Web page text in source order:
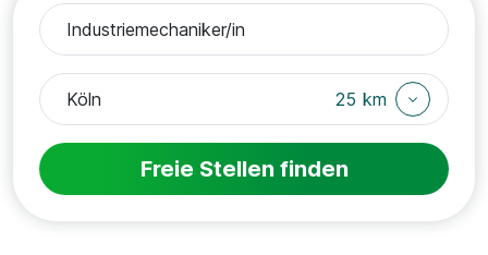
25 km
Freie Stellen finden